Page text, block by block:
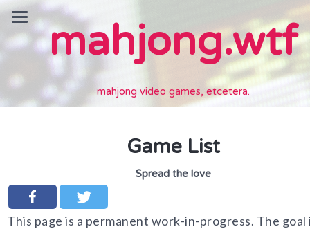
mahjong.wtf
mahjong video games, etcetera.
Game List
Spread the love
This page is a permanent work-in-progress. The goal